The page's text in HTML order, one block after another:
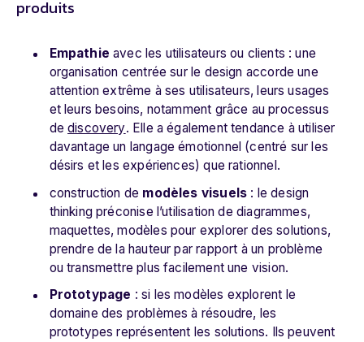
produits
Empathieavec les utilisateurs ou clients : une
organisation centrée sur le design accorde une
attention extrême à ses utilisateurs, leurs usages
et leurs besoins, notamment grâce au processus
dediscovery. Elle a également tendance à utiliser
davantage un langage émotionnel (centré sur les
désirs et les expériences) que rationnel.
construction de modèles visuels : le design
thinking préconise l’utilisation de diagrammes,
maquettes, modèles pour explorer des solutions,
prendre de la hauteur par rapport à un problème
ou transmettre plus facilement une vision.
Prototypage : si les modèles explorent le
domaine des problèmes à résoudre, les
prototypes représentent les solutions. Ils peuvent